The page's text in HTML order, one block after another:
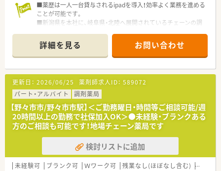
■薬歴は一人一台貸与されるipadを導入！効率よく業務を進める
ことが可能です。
■新潟県を本社に、岐阜県・北陸へ展開されているチェーンの調
実しております。
■産育休制度・各種保険完備・人間ドッグなどの福利厚生もしっ
かりとご用意されております。
詳細を見る お問い合わせ
更新日： 2026/06/25 薬剤師求人ID： 589072
パート・アルバイト
調剤薬局
【野々市市/野々市市駅】＜ご勤務曜日・時間等ご相談可能/週
20時間以上の勤務で社保加入OK＞●未経験・ブランクある
方のご相談も可能です！地場チェーン薬局です
検討リストに追加
未経験可 ブランク可 Ｗワーク可 残業なし(ほぼなし含む) 車通勤